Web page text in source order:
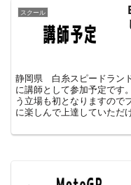
スクール
静岡県 白糸スピードラン
に講師として参加予定です
う立場も初となりますので
に楽しんで上達していただ